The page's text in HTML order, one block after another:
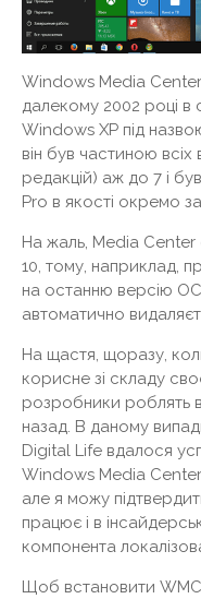
Windows Media
далекому 2002 році в
Windows XP під
він був частиною
редакцій) аж до 7 і
Pro в якості окремо
На жаль, Media Center
10, тому, наприклад,
на останню версію
автоматично
На щастя, щоразу,
корисне зі складу
розробники роблять
назад. В даному
Digital Life вдалося
Windows Media Center
але я можу
працює і в
компонента
Щоб встановити